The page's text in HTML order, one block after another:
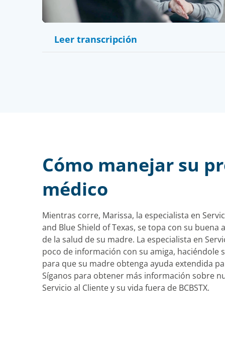
Leer transcripción
Cómo manejar su
médico
Mientras corre, Marissa, la especialista en
and Blue Shield of Texas, se topa con su buena
de la salud de su madre. La especialista en
poco de información con su amiga, haciéndole
para que su madre obtenga ayuda extendida
Síganos para obtener más información sobre
Servicio al Cliente y su vida fuera de BCBSTX.